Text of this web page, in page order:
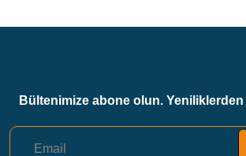
Bültenimize abone olun.